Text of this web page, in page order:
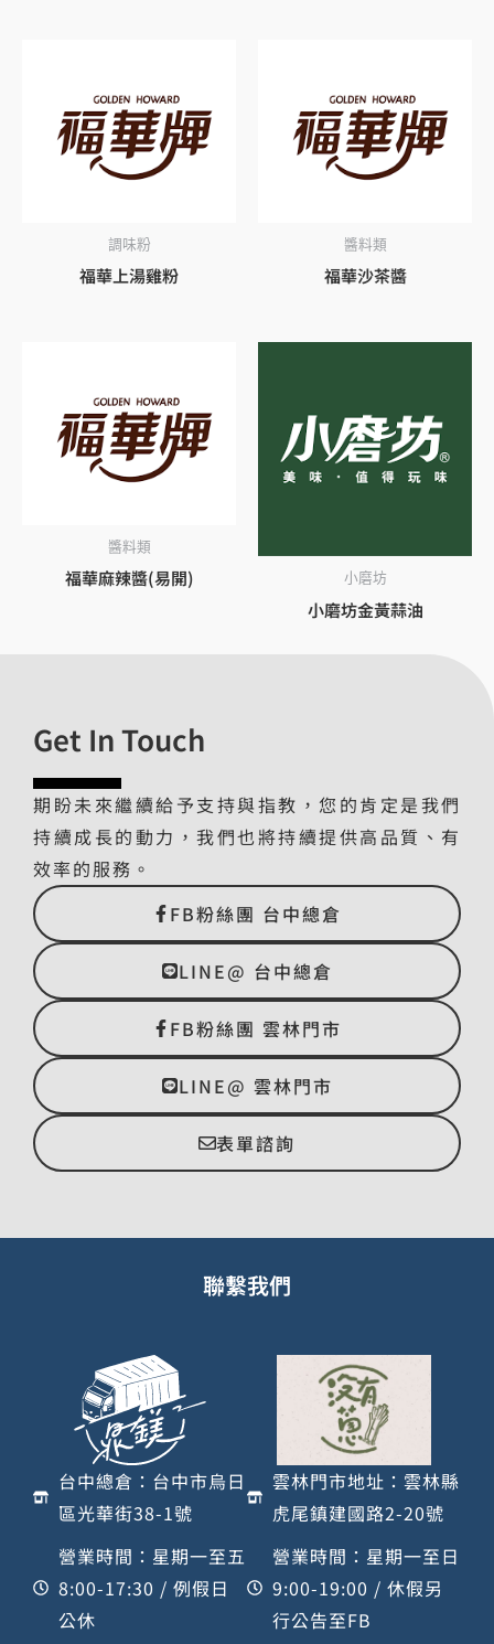
調味粉
福華上湯雞粉
醬料類
福華沙茶醬
醬料類
福華麻辣醬(易開) 小磨坊
小磨坊金黃蒜油
Get In Touch
期盼未來繼續給予支持與指教，您的肯定是我們
持續成長的動力，我們也將持續提供高品質、有
效率的服務。
FB粉絲團 台中總倉
LINE@ 台中總倉
FB粉絲團 雲林門市
LINE@ 雲林門市
表單諮詢
聯繫我們
台中總倉：台中市烏日
區光華街38-1號
營業時間：星期一至五
8:00-17:30 / 例假日
公休
雲林門市地址：雲林縣
虎尾鎮建國路2-20號
營業時間：星期一至日
9:00-19:00 / 休假另
行公告至FB